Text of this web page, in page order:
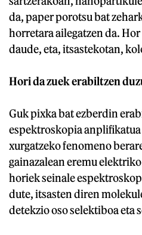
da, paper porotsu bat
horretara ailegatzen da.
daude, eta, itsastekotan,
Hori da zuek erabiltzen
Guk pixka bat ezberdin
espektroskopia
xurgatzeko fenomeno
gainazalean eremu
horiek seinale
dute, itsasten diren
detekzio oso selektiboa eta